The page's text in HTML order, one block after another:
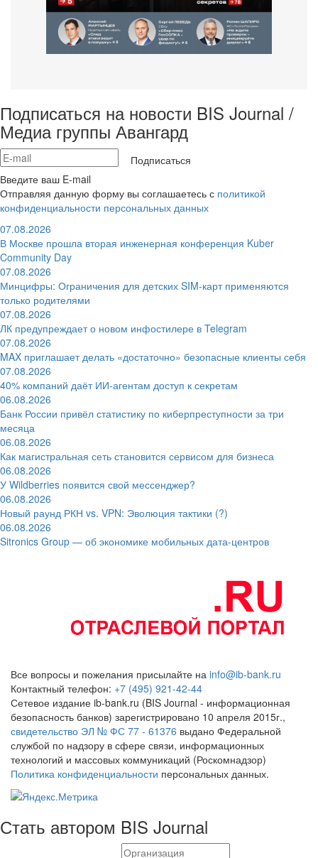
Подписаться на новости BIS Journal /
Медиа группы Авангард
Подписаться
Введите ваш E-mail
Отправляя данную форму вы соглашаетесь с политикой
конфиденциальности персональных данных
07.08.2026
В Москве прошла вторая инженерная конференция Kuber
Community Day
07.08.2026
Минцифры: Ограничения для детских SIM-карт применяются
только родителями
07.08.2026
ЛК предупреждает о новом инфостилере в Telegram
07.08.2026
MAX приглашает делать «достаточно» безопасные клиенты себя
07.08.2026
40% компаний даёт ИИ‑агентам доступ к секретам
06.08.2026
Банк России привёл статистику по киберпреступности за три
месяца
06.08.2026
Как магистральная сеть становится сервисом для бизнеса
06.08.2026
У Wildberries появится свой мессенджер?
06.08.2026
Новый раунд РКН vs. VPN: Эволюция тактики (?)
06.08.2026
Sitronics Group — об экономике мобильных дата-центров
Все вопросы и пожелания присылайте на info@ib-bank.ru
Контактный телефон: +7 (495) 921-42-44
Сетевое издание ib-bank.ru (BIS Journal - информационная
безопасность банков) зарегистрировано 10 апреля 2015г.,
свидетельство ЭЛ № ФС 77 - 61376 выдано Федеральной
службой по надзору в сфере связи, информационных
технологий и массовых коммуникаций (Роскомнадзор)
Политика конфиденциальности персональных данных.
Стать автором BIS Journal